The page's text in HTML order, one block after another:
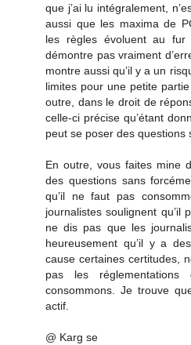
que j’ai lu intégralement,
aussi que les maxima de
les règles évoluent au
démontre pas vraiment
montre aussi qu’il y a un
limites pour une petite
outre, dans le droit de
celle-ci précise qu’étant
peut se poser des questions
En outre, vous faites mine
des questions sans
qu’il ne faut pas
journalistes soulignent qu’il
ne dis pas que les
heureusement qu’il y a
cause certaines certitudes,
pas les
consommons. Je trouve
actif.
@ Karg se